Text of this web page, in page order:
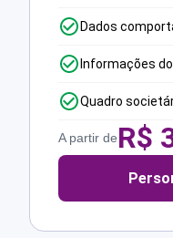
Dados
Informações
Quadro
A partir deR$